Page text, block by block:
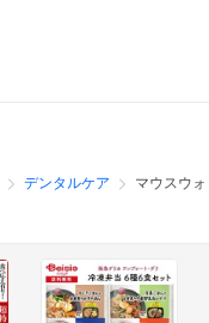
デンタルケア マウスウ